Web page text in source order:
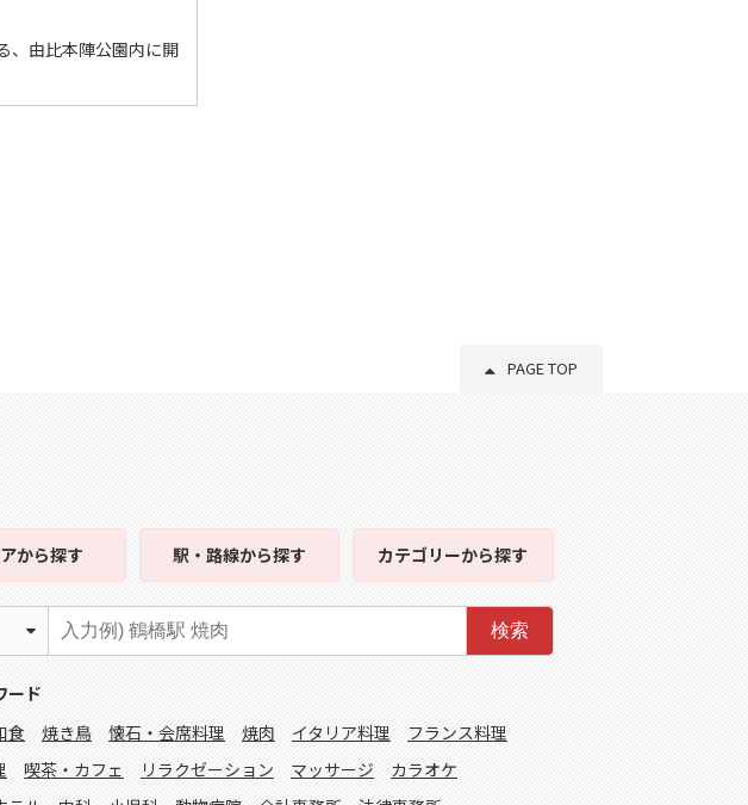
、由比本陣公園内に開
PAGE TOP
から探す 駅・路線から探す カテゴリーから探す
検索
ード
食 焼き鳥 懐石・会席料理 焼肉 イタリア料理
フランス料理
喫茶・カフェ リラクゼーション マッサージ
カラオケ